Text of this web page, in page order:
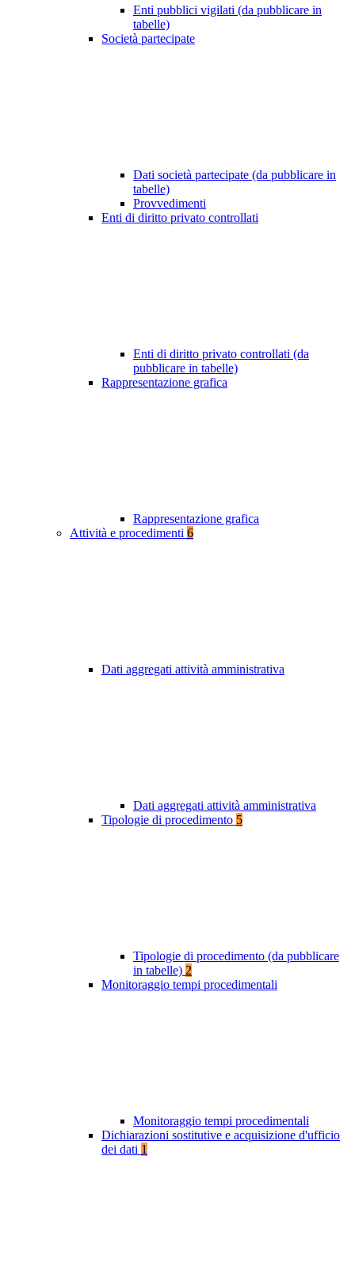
Enti pubblici vigilati (da pubblicare in
tabelle)
Società partecipate
Dati società partecipate (da pubblicare in
tabelle)
Provvedimenti
Enti di diritto privato controllati
Enti di diritto privato controllati (da
pubblicare in tabelle)
Rappresentazione grafica
Rappresentazione grafica
Attività e procedimenti 6
Dati aggregati attività amministrativa
Dati aggregati attività amministrativa
Tipologie di procedimento 5
Tipologie di procedimento (da pubblicare
in tabelle) 2
Monitoraggio tempi procedimentali
Monitoraggio tempi procedimentali
Dichiarazioni sostitutive e acquisizione d'ufficio
dei dati 1